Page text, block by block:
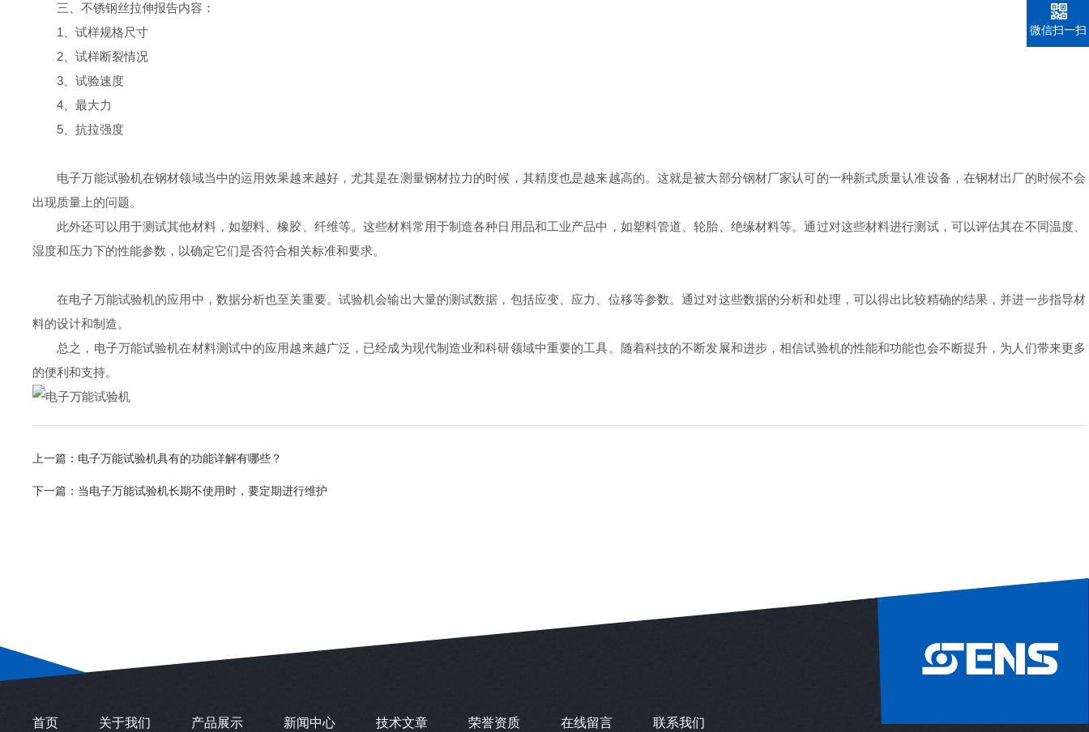
三、不锈钢丝拉伸报告内容：
1、试样规格尺寸
2、试样断裂情况
3、试验速度
4、最大力
5、抗拉强度
电子万能试验机在钢材领域当中的运用效果越来越好，尤其是在测量钢材拉力的时候，其精度也是越来越高的。这就是被大部分钢材厂家认可的一种新式质量认准设备，在钢材出厂的时候不会
出现质量上的问题。
此外还可以用于测试其他材料，如塑料、橡胶、纤维等。这些材料常用于制造各种日用品和工业产品中，如塑料管道、轮胎、绝缘材料等。通过对这些材料进行测试，可以评估其在不同温度、
湿度和压力下的性能参数，以确定它们是否符合相关标准和要求。
在电子万能试验机的应用中，数据分析也至关重要。试验机会输出大量的测试数据，包括应变、应力、位移等参数。通过对这些数据的分析和处理，可以得出比较精确的结果，并进一步指导材
料的设计和制造。
总之，电子万能试验机在材料测试中的应用越来越广泛，已经成为现代制造业和科研领域中重要的工具。随着科技的不断发展和进步，相信试验机的性能和功能也会不断提升，为人们带来更多
的便利和支持。
上一篇： 电子万能试验机具有的功能详解有哪些？
下一篇： 当电子万能试验机长期不使用时，要定期进行维护
首页 关于我们 产品展示 新闻中心 技术文章 荣誉资质 在线留言 联系我们
微信扫一扫